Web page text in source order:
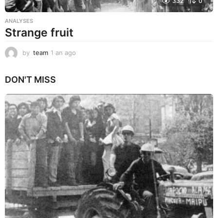
ANALYSES
Strange fruit
by team 1 an ago
o
DON'T MISS